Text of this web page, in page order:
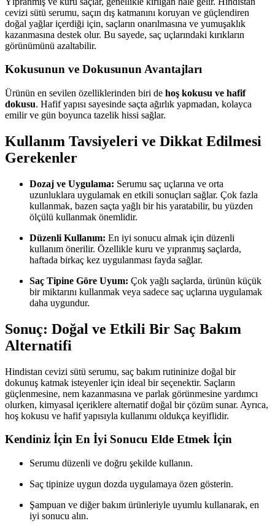
cevizi sütü serumu, saçın dış katmanını koruyan ve güçlendiren
doğal yağlar içerdiği için, saçların onarılmasına ve yumuşaklık
kazanmasına destek olur. Bu sayede, saç uçlarındaki kırıkların
görünümünü azaltabilir.
Kokusunun ve Dokusunun Avantajları
Ürünün en sevilen özelliklerinden biri de hoş kokusu ve hafif
dokusu. Hafif yapısı sayesinde saçta ağırlık yapmadan, kolayca
emilir ve gün boyunca tazelik hissi sağlar.
Kullanım Tavsiyeleri ve Dikkat Edilmesi
Gerekenler
Dozaj ve Uygulama: Serumu saç uçlarına ve orta
uzunluklara uygulamak en etkili sonuçları sağlar. Çok fazla
kullanmak, bazen saçta yağlı bir his yaratabilir, bu yüzden
ölçülü kullanmak önemlidir.
Düzenli Kullanım: En iyi sonucu almak için düzenli
kullanım önerilir. Özellikle kuru ve yıpranmış saçlarda,
haftada birkaç kez uygulanması fayda sağlar.
Saç Tipine Göre Uyum: Çok yağlı saçlarda, ürünün küçük
bir miktarını kullanmak veya sadece saç uçlarına uygulamak
daha uygundur.
Sonuç: Doğal ve Etkili Bir Saç Bakım
Alternatifi
Hindistan cevizi sütü serumu, saç bakım rutininize doğal bir
dokunuş katmak isteyenler için ideal bir seçenektir. Saçların
güçlenmesine, nem kazanmasına ve parlak görünmesine yardımcı
olurken, kimyasal içeriklere alternatif doğal bir çözüm sunar. Ayrıca,
hoş kokusu ve hafif yapısıyla kullanımı oldukça keyiflidir.
Kendiniz İçin En İyi Sonucu Elde Etmek İçin
Serumu düzenli ve doğru şekilde kullanın.
Saç tipinize uygun dozda uygulamaya özen gösterin.
Şampuan ve diğer bakım ürünleriyle uyumlu kullanarak, en
iyi sonucu alın.